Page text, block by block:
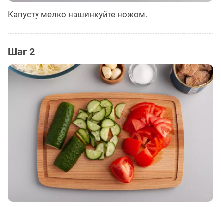
Капусту мелко нашинкуйте ножом.
Шаг 2